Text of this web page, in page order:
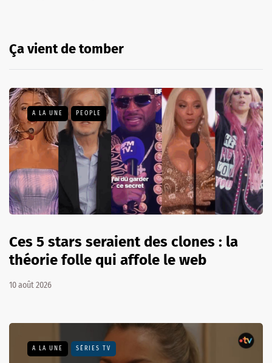
Ça vient de tomber
A LA UNE PEOPLE
Ces 5 stars seraient des clones : la
théorie folle qui affole le web
10 août 2026
A LA UNE SÉRIES TV